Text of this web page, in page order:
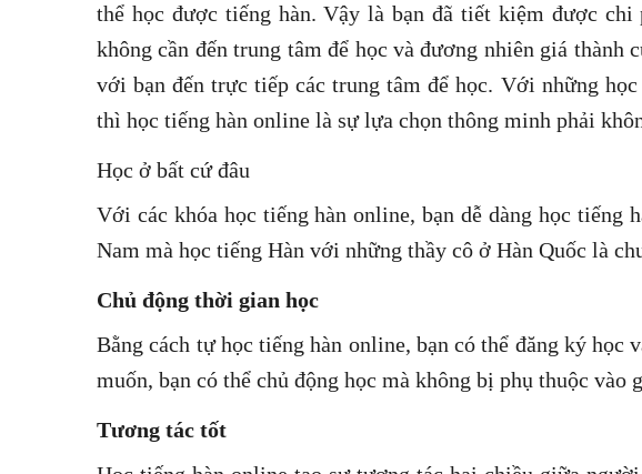
thể học được tiếng hàn. Vậy là bạn đã tiết kiệm được
không cần đến trung tâm để học và đương nhiên giá thành
với bạn đến trực tiếp các trung tâm để học. Với những
thì học tiếng hàn online là sự lựa chọn thông minh phải
Học ở bất cứ đâu
Với các khóa học tiếng hàn online, bạn dễ dàng học
Nam mà học tiếng Hàn với những thầy cô ở Hàn Quốc là
Chủ động thời gian học
Bằng cách tự học tiếng hàn online, bạn có thể đăng ký học
muốn, bạn có thể chủ động học mà không bị phụ thuộc
Tương tác tốt